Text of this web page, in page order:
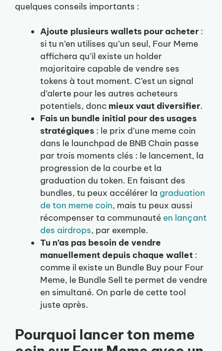
quelques conseils importants :
Ajoute plusieurs wallets pour acheter :
si tu n’en utilises qu’un seul, Four Meme
affichera qu’il existe un holder
majoritaire capable de vendre ses
tokens à tout moment. C’est un signal
d’alerte pour les autres acheteurs
potentiels, donc mieux vaut diversifier.
Fais un bundle initial pour des usages
stratégiques : le prix d’une meme coin
dans le launchpad de BNB Chain passe
par trois moments clés : le lancement, la
progression de la courbe et la
graduation du token. En faisant des
bundles, tu peux accélérer la graduation
de ton meme coin, mais tu peux aussi
récompenser ta communauté en lançant
des airdrops, par exemple.
Tu n’as pas besoin de vendre
manuellement depuis chaque wallet :
comme il existe un Bundle Buy pour Four
Meme, le Bundle Sell te permet de vendre
en simultané. On parle de cette tool
juste après.
Pourquoi lancer ton meme